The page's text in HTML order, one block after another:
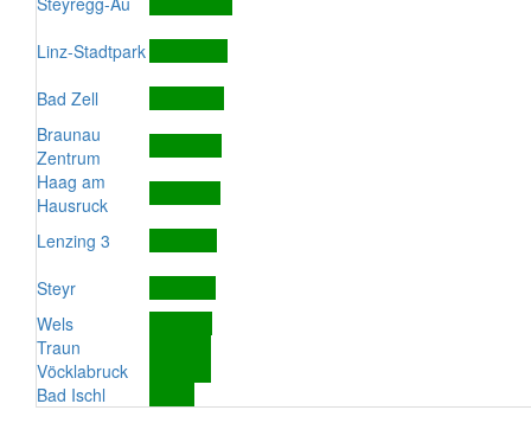
Linz-Stadtpark
Bad Zell
Braunau
Zentrum
Haag am
Hausruck
Lenzing 3
Steyr
Wels
Traun
Vöcklabruck
Bad Ischl